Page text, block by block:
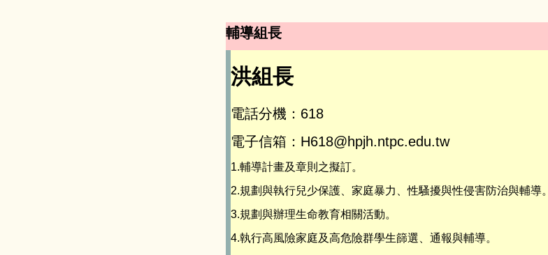
輔導組長
洪組長
電話分機：618
電子信箱：H618@hpjh.ntpc.edu.tw
1.輔導計畫及章則之擬訂。
2.規劃與執行兒少保護、家庭暴力、性騷擾與性侵害防治與輔導。
3.規劃與辦理生命教育相關活動。
4.執行高風險家庭及高危險群學生篩選、通報與輔導。